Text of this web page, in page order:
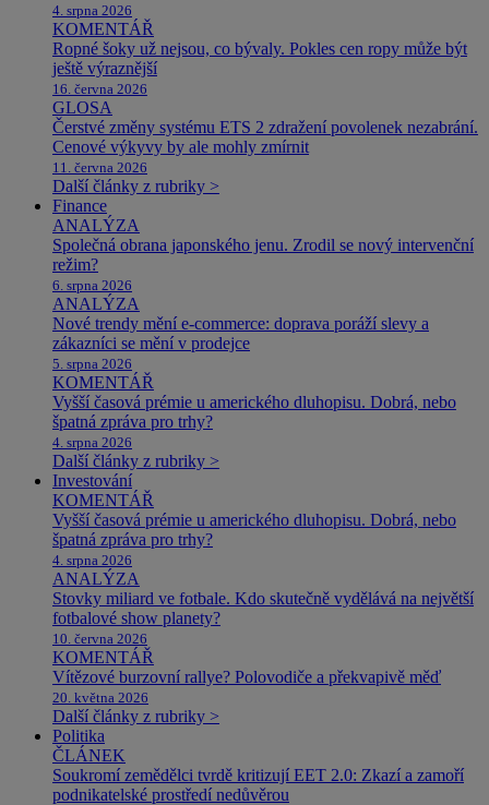
4. srpna 2026
KOMENTÁŘ
Ropné šoky už nejsou, co bývaly. Pokles cen ropy může být
ještě výraznější
16. června 2026
GLOSA
Čerstvé změny systému ETS 2 zdražení povolenek nezabrání.
Cenové výkyvy by ale mohly zmírnit
11. června 2026
Další články z rubriky >
Finance
ANALÝZA
Společná obrana japonského jenu. Zrodil se nový intervenční
režim?
6. srpna 2026
ANALÝZA
Nové trendy mění e-commerce: doprava poráží slevy a
zákazníci se mění v prodejce
5. srpna 2026
KOMENTÁŘ
Vyšší časová prémie u amerického dluhopisu. Dobrá, nebo
špatná zpráva pro trhy?
4. srpna 2026
Další články z rubriky >
Investování
KOMENTÁŘ
Vyšší časová prémie u amerického dluhopisu. Dobrá, nebo
špatná zpráva pro trhy?
4. srpna 2026
ANALÝZA
Stovky miliard ve fotbale. Kdo skutečně vydělává na největší
fotbalové show planety?
10. června 2026
KOMENTÁŘ
Vítězové burzovní rallye? Polovodiče a překvapivě měď
20. května 2026
Další články z rubriky >
Politika
ČLÁNEK
Soukromí zemědělci tvrdě kritizují EET 2.0: Zkazí a zamoří
podnikatelské prostředí nedůvěrou